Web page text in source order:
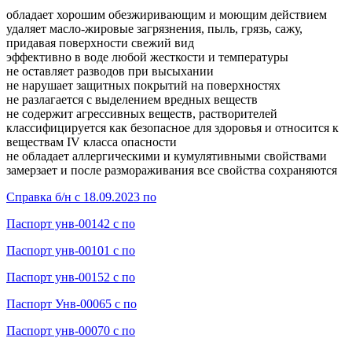
обладает хорошим обезжиривающим и моющим действием
удаляет масло-жировые загрязнения, пыль, грязь, сажу,
придавая поверхности свежий вид
эффективно в воде любой жесткости и температуры
не оставляет разводов при высыхании
не нарушает защитных покрытий на поверхностях
не разлагается с выделением вредных веществ
не содержит агрессивных веществ, растворителей
классифицируется как безопасное для здоровья и относится к
веществам IV класса опасности
не обладает аллергическими и кумулятивными свойствами
замерзает и после размораживания все свойства сохраняются
Справка б/н с 18.09.2023 по
Паспорт унв-00142 с по
Паспорт унв-00101 с по
Паспорт унв-00152 с по
Паспорт Унв-00065 с по
Паспорт унв-00070 с по